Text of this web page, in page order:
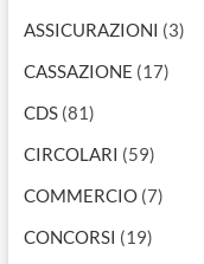
ASSICURAZIONI (3)
CASSAZIONE (17)
CDS(81)
CIRCOLARI (59)
COMMERCIO(7)
CONCORSI (19)